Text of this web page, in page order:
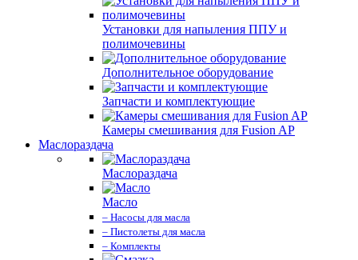
Установки для напыления ППУ и
полимочевины
Дополнительное оборудование
Запчасти и комплектующие
Камеры смешивания для Fusion AP
Маслораздача
Маслораздача
Масло
– Насосы для масла
– Пистолеты для масла
– Комплекты